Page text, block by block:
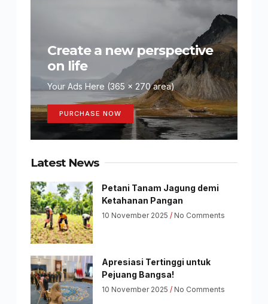
Create a new perspective
on life
Your Ads Here (365 x 270 area)
PURCHASE NOW
Latest News
Petani Tanam Jagung demi
Ketahanan Pangan
10 November 2025 No Comments
Apresiasi Tertinggi untuk
Pejuang Bangsa!
10 November 2025 No Comments